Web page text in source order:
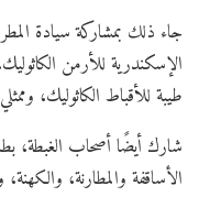
جاء ذلك بمشاركة سيادة
الإسكندرية للأرمن
طيبة للأقباط الكاثوليك،
شارك أيضًا أصحاب الغبطة،
الأساقفة والمطارنة،